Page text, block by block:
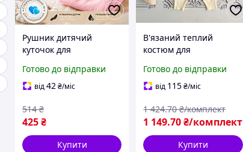
Рушник дитячий
куточок для
банний з капюшоном
для купання немовлят
110х110 см рожевий
Готово до відправки
від42₴/міс
425₴
514 ₴
Купити
В'язаний теплий
костюм для
дівчинки Supe ORIG
айви 330
Готово до відправки
від 115₴/міс
1 149.70₴/комплект
1 424.70 ₴/комплект
Купити